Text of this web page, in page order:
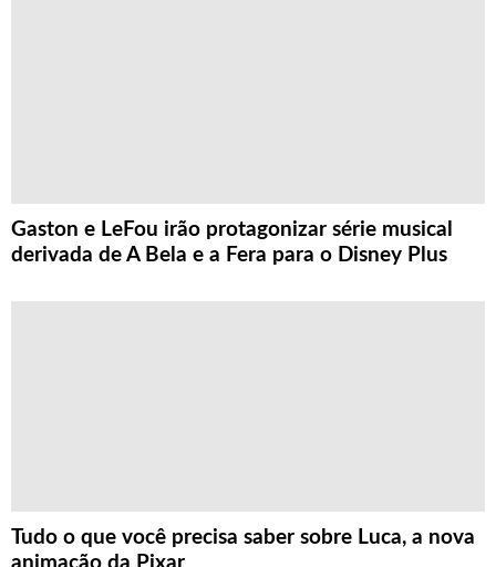
Gaston e LeFou irão protagonizar série musical
derivada de A Bela e a Fera para o Disney Plus
Tudo o que você precisa saber sobre Luca, a nova